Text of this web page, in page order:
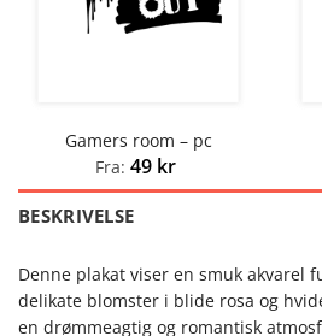
Gamers room – pc
Fra: 49 kr
BESKRIVELSE
Denne plakat viser en smuk akvarel
delikate blomster i blide rosa og
en drømmeagtig og romantisk